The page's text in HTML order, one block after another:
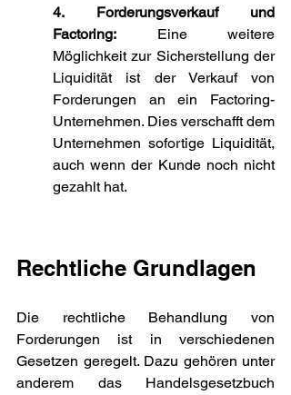
4. Forderungsverkauf und
Factoring: Eine weitere
Möglichkeit zur Sicherstellung der
Liquidität ist der Verkauf von
Forderungen an ein Factoring-
Unternehmen. Dies verschafft dem
Unternehmen sofortige Liquidität,
auch wenn der Kunde noch nicht
gezahlt hat.
Rechtliche Grundlagen
Die rechtliche Behandlung von
Forderungen ist in verschiedenen
Gesetzen geregelt. Dazu gehören unter
anderem das Handelsgesetzbuch